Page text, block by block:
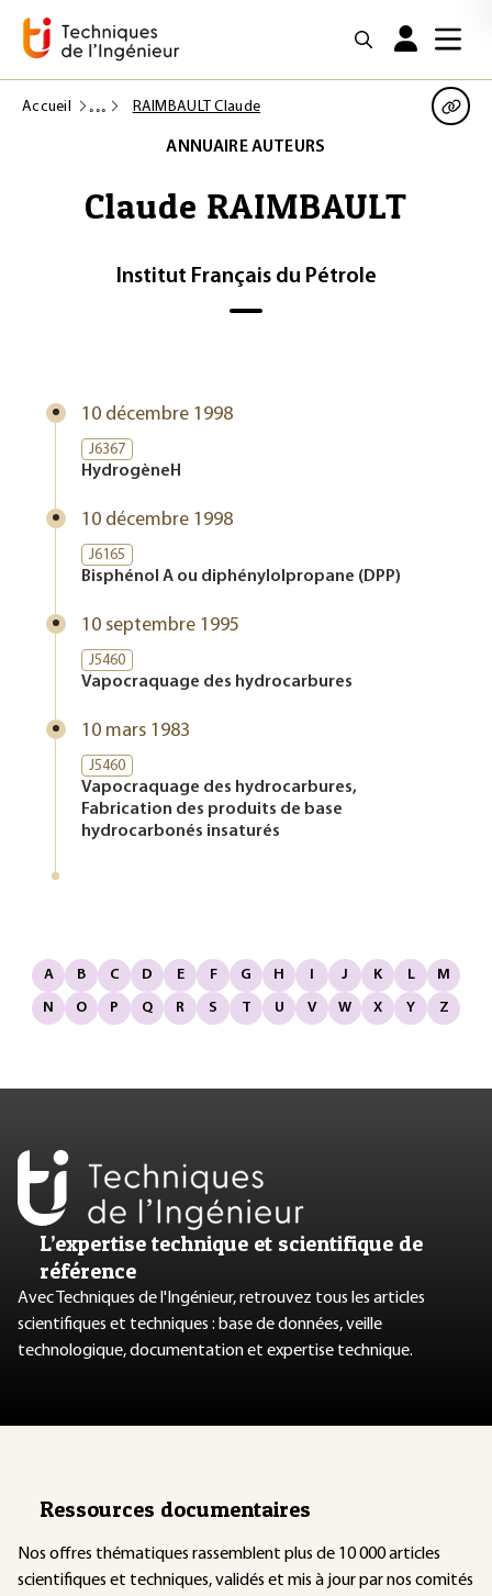
Accueil RAIMBAULT Claude
ANNUAIRE AUTEURS
Claude RAIMBAULT
Institut Français du Pétrole
10 décembre 1998
J6367
HydrogèneH
10 décembre 1998
J6165
Bisphénol A ou diphénylolpropane (DPP)
10 septembre 1995
J5460
Vapocraquage des hydrocarbures
10 mars 1983
J5460
Vapocraquage des hydrocarbures,
Fabrication des produits de base
hydrocarbonés insaturés
A B C D E F G H I J K L
M
N
O P Q R S T U V W X Y Z
L’expertise technique et scientifique de
référence
Avec Techniques de l'Ingénieur, retrouvez tous les articles
scientifiques et techniques : base de données, veille
technologique, documentation et expertise technique.
Ressources documentaires
Nos offres thématiques rassemblent plus de 10 000 articles
scientifiques et techniques, validés et mis à jour par nos comités